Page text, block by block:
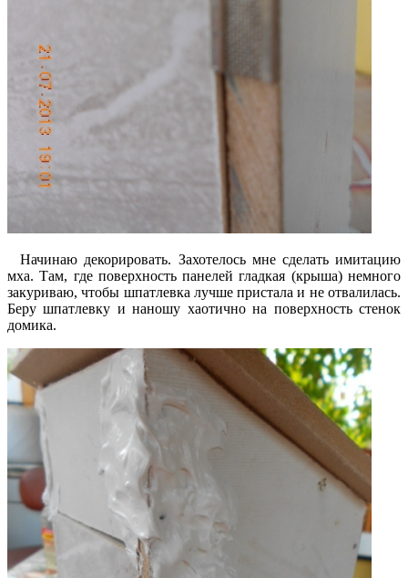
Начинаю декорировать. Захотелось мне сделать имитацию
мха. Там, где поверхность панелей гладкая (крыша) немного
закуриваю, чтобы шпатлевка лучше пристала и не отвалилась.
Беру шпатлевку и наношу хаотично на поверхность стенок
домика.